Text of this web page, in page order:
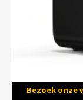
Bezoek onze